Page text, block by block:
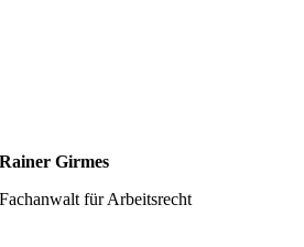
Rainer Girmes
Fachanwalt für Arbeitsrecht